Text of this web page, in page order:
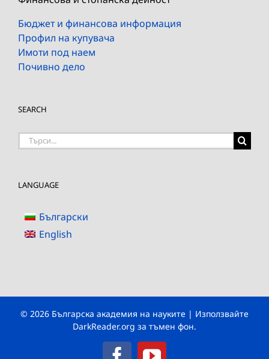
Бюджет и финансова информация
Профил на купувача
Имоти под наем
Почивно дело
SEARCH
Търсене
LANGUAGE
Български
English
© 2026 Българска академия на науките | Използвайте
DarkReader.org за тъмен фон.